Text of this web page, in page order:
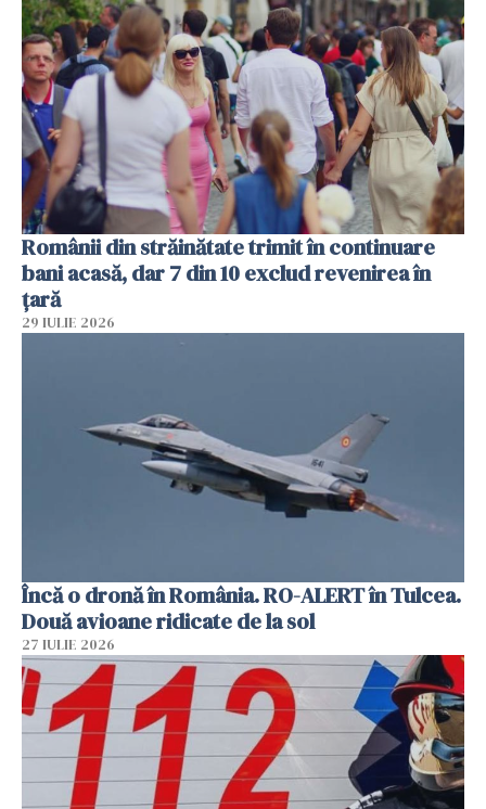
Românii din străinătate trimit în continuare
bani acasă, dar 7 din 10 exclud revenirea în
țară
29 IULIE 2026
Încă o dronă în România. RO-ALERT în Tulcea.
Două avioane ridicate de la sol
27 IULIE 2026